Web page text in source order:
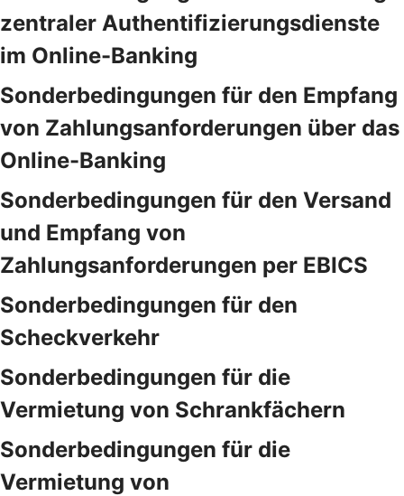
zentraler Authentifizierungsdienste
im Online-Banking
Sonderbedingungen für den Empfang
von Zahlungsanforderungen über das
Online-Banking
Sonderbedingungen für den Versand
und Empfang von
Zahlungsanforderungen per EBICS
Sonderbedingungen für den
Scheckverkehr
Sonderbedingungen für die
Vermietung von Schrankfächern
Sonderbedingungen für die
Vermietung von